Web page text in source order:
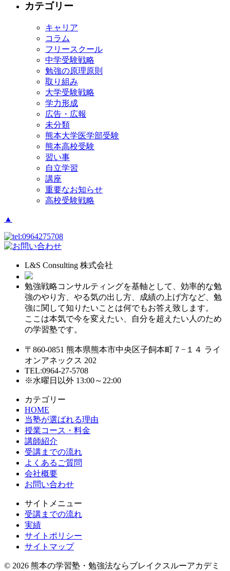
カテゴリー
キャリア
コラム
フリースクール
中学受験戦略
勉強の原理原則
取り組み
大学受験戦略
学力形成
広告・広報
未分類
熊本大学医学部受験
熊本高校受験
習い事
自立学習
講座
重要なお知らせ
高校受験戦略
▲
L&S Consulting 株式会社
勉強戦略コンサルティングを基軸として、効率的な勉
強のやり方、やる気の出し方、成績の上げ方など、勉
強に関して知りたいことは何でもお答え致します。
ここは本気で今を変えたい、自分を超えたい人のため
の学習塾です。
〒860-0851 熊本県熊本市中央区子飼本町７−１４ ライ
オンアネックス 202
TEL:0964-27-5708
※水曜日以外 13:00～22:00
カテゴリー
HOME
当塾が選ばれる理由
授業コース・料金
講師紹介
受講までの流れ
よくあるご質問
会社概要
お問い合わせ
サイトメニュー
受講までの流れ
実績
サイトポリシー
サイトマップ
© 2026 熊本の学習塾・勉強法ならブレイクスルーアカデミ